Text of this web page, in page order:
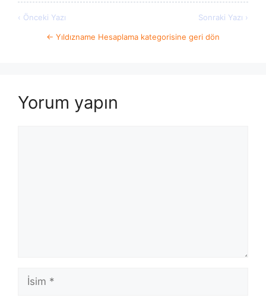
‹ Önceki Yazı Sonraki Yazı ›
← Yıldızname Hesaplama kategorisine geri dön
Yorum yapın
İsim